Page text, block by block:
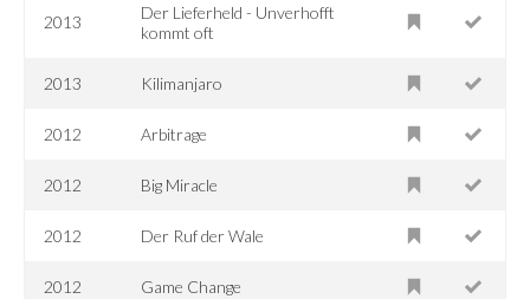
2013
Der Lieferheld - Unverhofft
kommt oft
2013 Kilimanjaro
2012 Arbitrage
2012 Big Miracle
2012 Der Ruf der Wale
2012 Game Change